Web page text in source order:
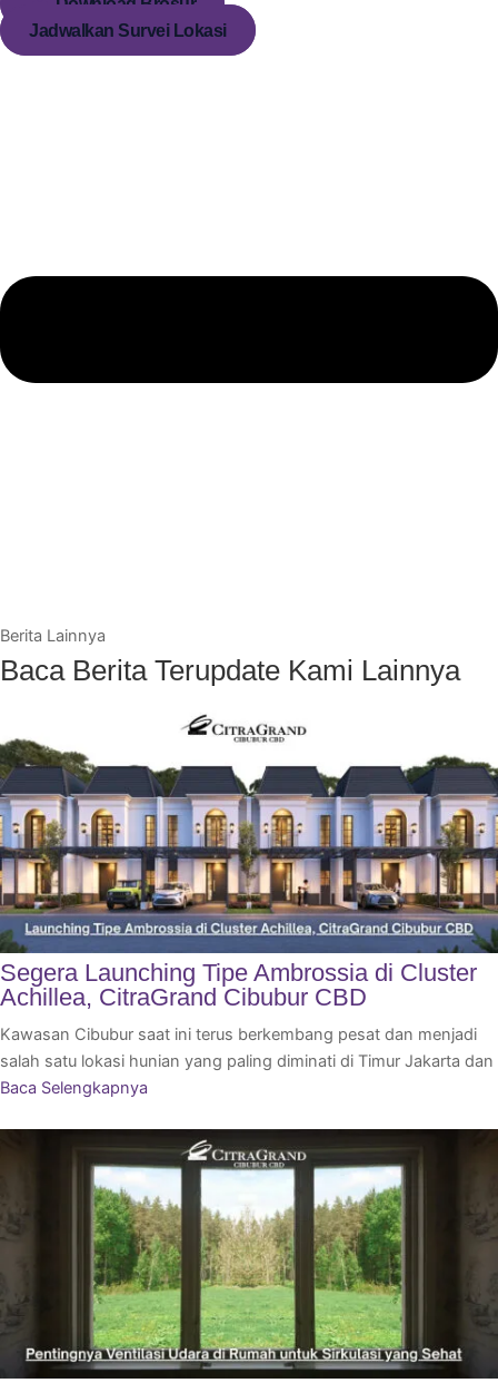
Jadwalkan Survei Lokasi
Berita Lainnya
Baca Berita Terupdate Kami Lainnya
Segera Launching Tipe Ambrossia di Cluster
Achillea, CitraGrand Cibubur CBD
Kawasan Cibubur saat ini terus berkembang pesat dan menjadi
salah satu lokasi hunian yang paling diminati di Timur Jakarta dan
Baca Selengkapnya